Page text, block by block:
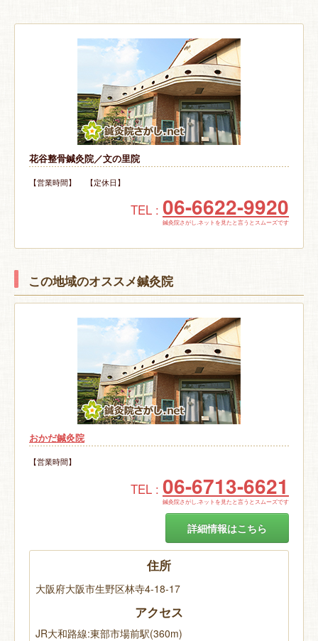
花谷整骨鍼灸院／文の里院
【営業時間】 【定休日】
TEL : 06-6622-9920
鍼灸院さがし.ネットを見たと言うとスムーズです
この地域のオススメ鍼灸院
おかだ鍼灸院
【営業時間】
TEL : 06-6713-6621
鍼灸院さがし.ネットを見たと言うとスムーズです
詳細情報はこちら
住所
大阪府大阪市生野区林寺4-18-17
アクセス
JR大和路線:東部市場前駅(360m)